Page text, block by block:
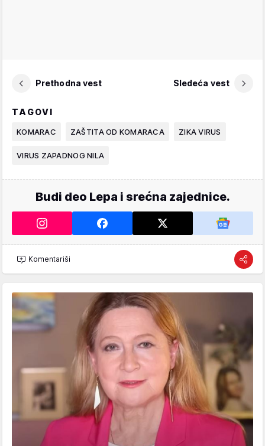
Prethodna vest Sledeća vest
TAGOVI
KOMARAC ZAŠTITA OD KOMARACA ZIKA VIRUS
VIRUS ZAPADNOG NILA
Budi deo Lepa i srećna zajednice.
Komentariši